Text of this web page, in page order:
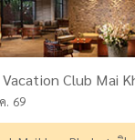
Club Mai
. 69